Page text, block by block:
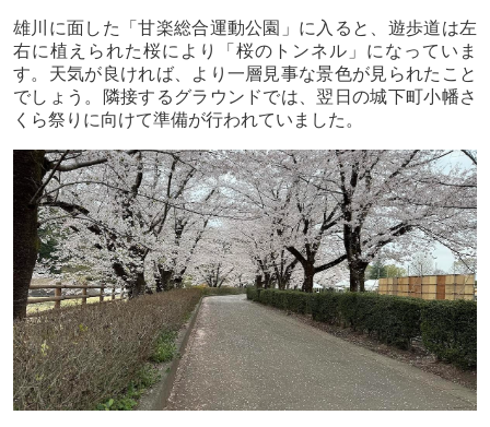
雄川に面した「甘楽総合運動公園」に入ると、遊歩道は左
右に植えられた桜により「桜のトンネル」になっていま
す。天気が良ければ、より一層見事な景色が見られたこと
でしょう。隣接するグラウンドでは、翌日の城下町小幡さ
くら祭りに向けて準備が行われていました。